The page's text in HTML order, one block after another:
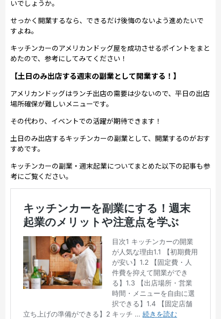
いでしょうか。
せっかく開業するなら、できるだけ後悔のないよう進めたいで
すよね。
キッチンカーのアメリカンドッグ屋を成功させるポイントをまと
めたので、参考にしてみてください！
【土日のみ出店する週末の副業として開業する！】
アメリカンドッグはランチ出店の需要は少ないので、平日の出店
場所確保が難しいメニューです。
その代わり、イベントでの活躍が期待できます！
土日のみ出店するキッチンカーの副業として、開業するのがおす
すめです。
キッチンカーの副業・週末起業についてまとめた以下の記事も参
考にご覧ください。